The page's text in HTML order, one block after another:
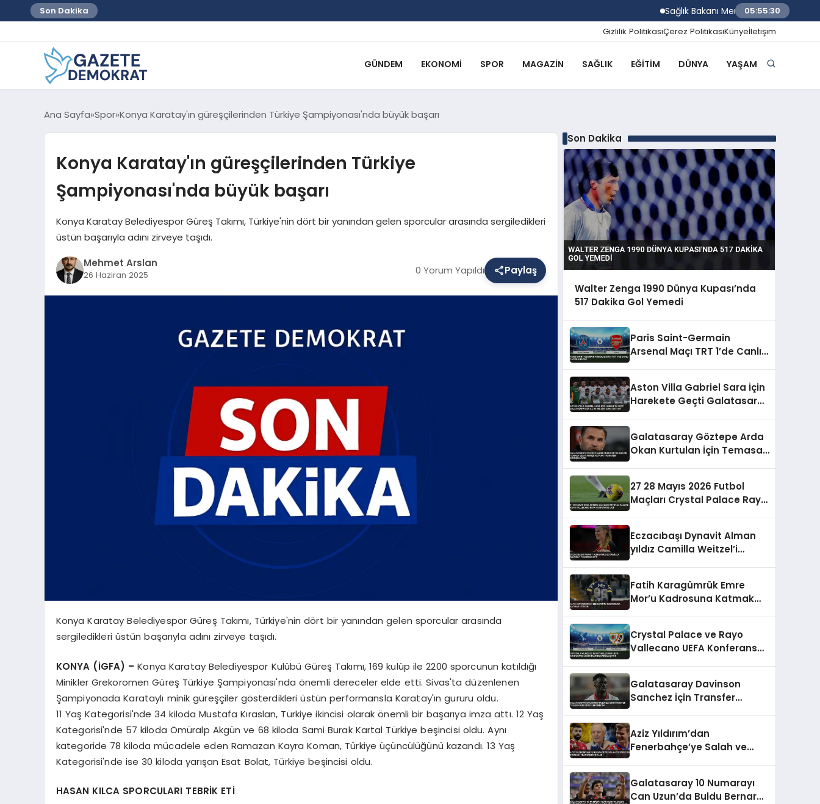
Son Dakika Sağlık Bakanı Memişoğlu Trabzon Şehir
05:55:31
Gizlilik PolitikasıÇerez PolitikasıKünyeİletişim
GÜNDEM EKONOMI SPOR MAGAZIN SAĞLIK EĞITIM DÜNYA YAŞAM
Ana Sayfa Spor Konya Karatay'ın güreşçilerinden Türkiye Şampiyonası'nda büyük başarı
Konya Karatay'ın güreşçilerinden Türkiye
Şampiyonası'nda büyük başarı
Konya Karatay Belediyespor Güreş Takımı, Türkiye'nin dört bir yanından gelen sporcular arasında sergiledikleri
üstün başarıyla adını zirveye taşıdı.
Mehmet Arslan
26 Haziran 2025 0 Yorum Yapıldı Paylaş
Konya Karatay Belediyespor Güreş Takımı, Türkiye'nin dört bir yanından gelen sporcular arasında
sergiledikleri üstün başarıyla adını zirveye taşıdı.
KONYA (İGFA) –Konya Karatay Belediyespor Kulübü Güreş Takımı, 169 kulüp ile 2200 sporcunun katıldığı
Minikler Grekoromen Güreş Türkiye Şampiyonası'nda önemli dereceler elde etti. Sivas'ta düzenlenen
Şampiyonada Karataylı minik güreşçiler gösterdikleri üstün performansla Karatay'ın gururu oldu.
11 Yaş Kategorisi'nde 34 kiloda Mustafa Kıraslan, Türkiye ikincisi olarak önemli bir başarıya imza attı. 12 Yaş
Kategorisi'nde 57 kiloda Ömüralp Akgün ve 68 kiloda Sami Burak Kartal Türkiye beşincisi oldu. Aynı
kategoride 78 kiloda mücadele eden Ramazan Kayra Koman, Türkiye üçüncülüğünü kazandı. 13 Yaş
Kategorisi'nde ise 30 kiloda yarışan Esat Bolat, Türkiye beşincisi oldu.
HASAN KILCA SPORCULARI TEBRİK ETİ
Son Dakika
Walter Zenga 1990 Dünya Kupası’nda
517 Dakika Gol Yemedi
Paris Saint-Germain
Arsenal Maçı TRT 1’de Canlı
Aston Villa Gabriel Sara İçin
Harekete Geçti Galatasaray
Galatasaray Göztepe Arda
Okan Kurtulan İçin Temasa
27 28 Mayıs 2026 Futbol
Maçları Crystal Palace Rayo
Eczacıbaşı Dynavit Alman
yıldız Camilla Weitzel’i
Fatih Karagümrük Emre
Mor’u Kadrosuna Katmak
Crystal Palace ve Rayo
Vallecano UEFA Konferans
Galatasaray Davinson
Sanchez İçin Transfer
Aziz Yıldırım’dan
Fenerbahçe’ye Salah ve
Galatasaray 10 Numarayı
Can Uzun’da Buldu Bernardo